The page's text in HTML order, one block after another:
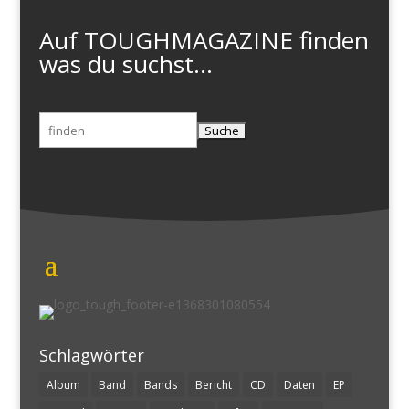
Auf TOUGHMAGAZINE finden
was du suchst...
Suchen
nach:
Schlagwörter
Album Band Bands Bericht CD Daten
EP